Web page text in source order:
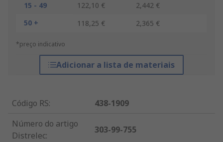
15 - 49
122,10 €
2,442 €
50 +
118,25 € 2,365 €
*preço indicativo
Adicionar a lista de materiais
Código RS:
438-1909
Número do artigo
Distrelec:
303-99-755